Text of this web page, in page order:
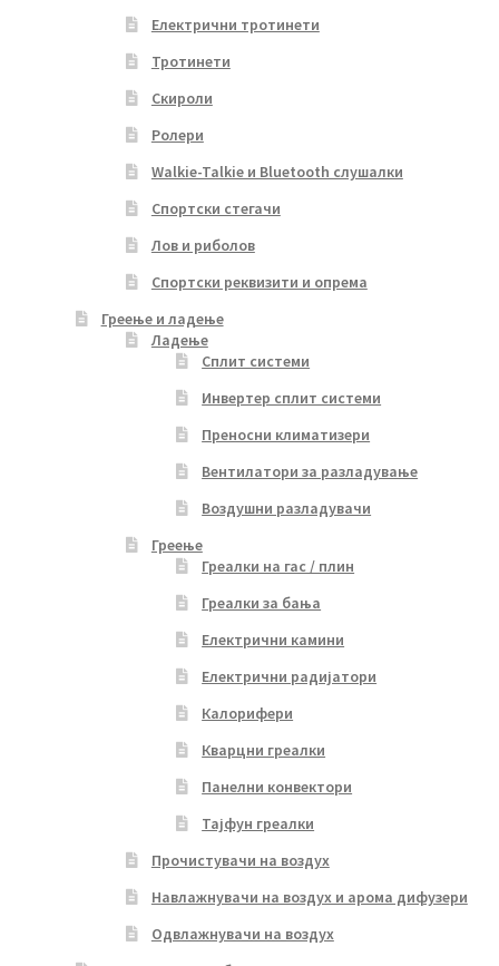
Електрични тротинети
Тротинети
Скироли
Ролери
Walkie-Talkie и Bluetooth слушалки
Спортски стегачи
Лов и риболов
Спортски реквизити и опрема
Греење и ладење
Ладење
Сплит системи
Инвертер сплит системи
Преносни климатизери
Вентилатори за разладување
Воздушни разладувачи
Греење
Греалки на гас / плин
Греалки за бања
Електрични камини
Електрични радијатори
Калорифери
Кварцни греалки
Панелни конвектори
Тајфун греалки
Прочистувачи на воздух
Навлажнувачи на воздух и арома дифузери
Одвлажнувачи на воздух